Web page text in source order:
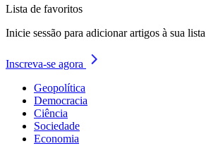
Lista de favoritos
Inicie sessão para adicionar artigos à sua
Inscreva-se agora
Geopolítica
Democracia
Ciência
Sociedade
Economia